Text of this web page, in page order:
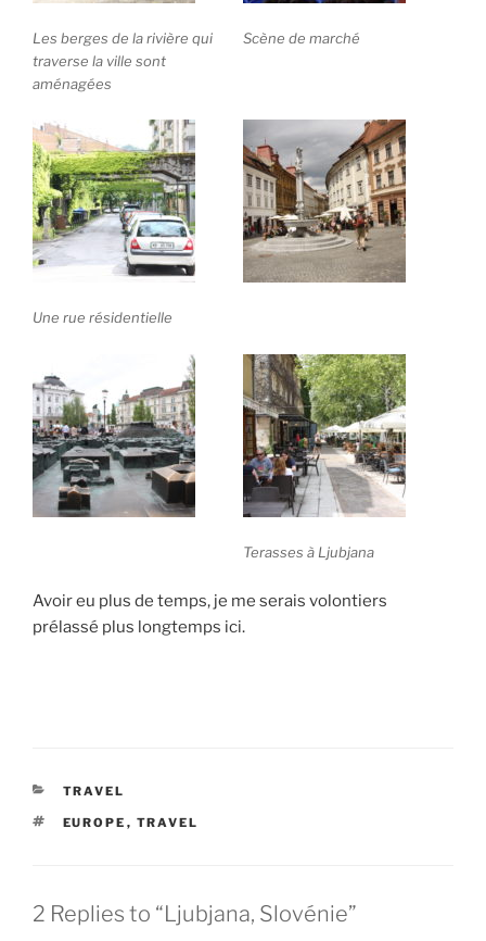
Les berges de la rivière qui
traverse la ville sont
aménagées
Scène de marché
Une rue résidentielle
Terasses à Ljubjana
Avoir eu plus de temps, je me serais volontiers
prélassé plus longtemps ici.
CATEGORIES
TRAVEL
TAGS
EUROPE , TRAVEL
2 Replies to “Ljubjana, Slovénie”